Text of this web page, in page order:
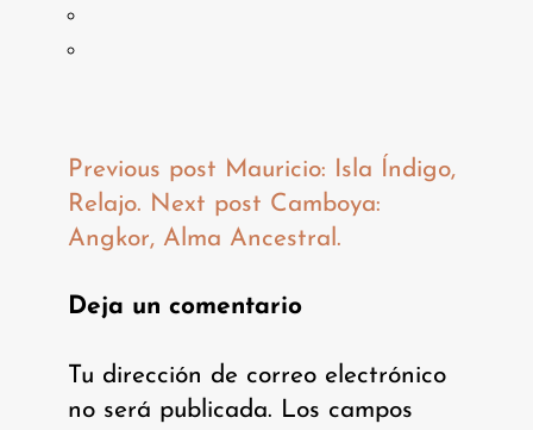
Previous post Mauricio: Isla Índigo,
Relajo. Next post Camboya:
Angkor, Alma Ancestral.
Deja un comentario
Tu dirección de correo electrónico
no será publicada. Los campos